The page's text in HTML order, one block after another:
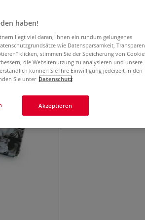
Conté à
Das Conté à Paris™
Qualität. Die Stifte
detailliertes
haben!
liegt viel daran, Ihnen ein rundum gelungenes
wie Datensparsamkeit,
klicken, stimmen Sie der Speicherung von
die Websitenutzung zu analysieren und unsere
können Sie Ihre Einwilligung jederzeit in den
Sie unter Datenschutz
Akzeptieren